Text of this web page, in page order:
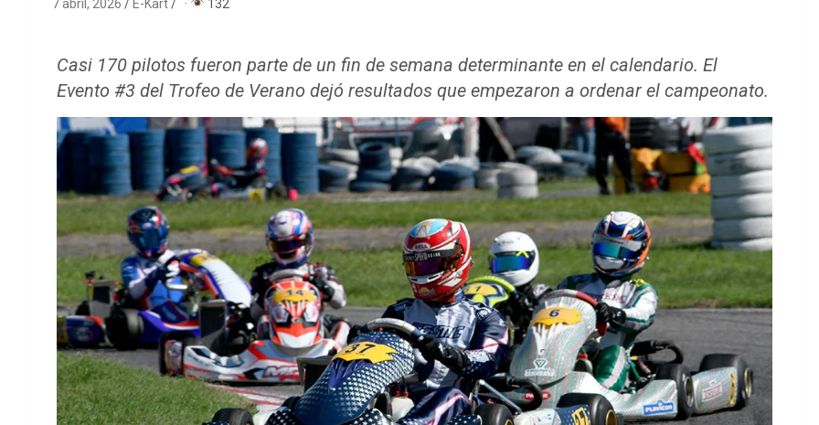
7 abril, 2026 E-Kart · 132
Casi 170 pilotos fueron parte de un fin de semana determinante en el calendario. El
Evento #3 del Trofeo de Verano dejó resultados que empezaron a ordenar el campeonato.